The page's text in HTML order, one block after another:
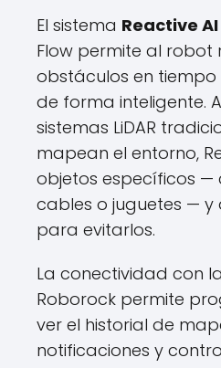
El sistema Reactive AI
Flow permite al robot
obstáculos en tiempo
de forma inteligente.
sistemas LiDAR
mapean el entorno,
objetos específicos —
cables o juguetes — y
para evitarlos.
La conectividad con
Roborock permite
ver el historial de
notificaciones y